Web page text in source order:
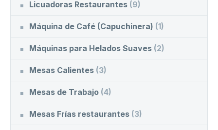
Licuadoras Restaurantes (9)
Máquina de Café (Capuchinera) (1)
Máquinas para Helados Suaves (2)
Mesas Calientes (3)
Mesas de Trabajo (4)
Mesas Frías restaurantes (3)